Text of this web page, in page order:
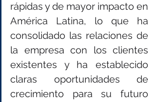
rápidas y de mayor impacto en
América Latina, lo que ha
consolidado las relaciones de
la empresa con los clientes
existentes y ha establecido
claras oportunidades de
crecimiento para su futuro